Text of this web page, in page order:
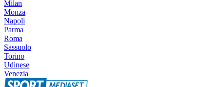
Milan
Monza
Napoli
Parma
Roma
Sassuolo
Torino
Udinese
Venezia